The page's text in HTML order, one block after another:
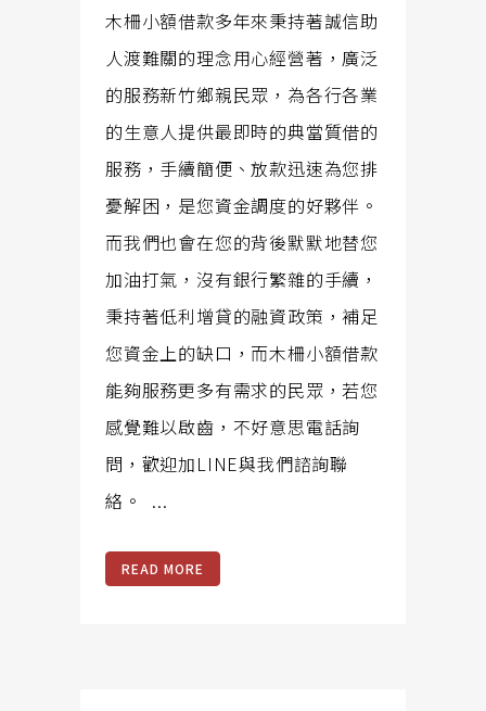
木柵小額借款多年來秉持著誠信助
人渡難關的理念用心經營著，廣泛
的服務新竹鄉親民眾，為各行各業
的生意人提供最即時的典當質借的
服務，手續簡便、放款迅速為您排
憂解困，是您資金調度的好夥伴。
而我們也會在您的背後默默地替您
加油打氣，沒有銀行繁雜的手續，
秉持著低利增貸的融資政策，補足
您資金上的缺口，而木柵小額借款
能夠服務更多有需求的民眾，若您
感覺難以啟齒，不好意思電話詢
問，歡迎加LINE與我們諮詢聯
絡。 ...
READ MORE